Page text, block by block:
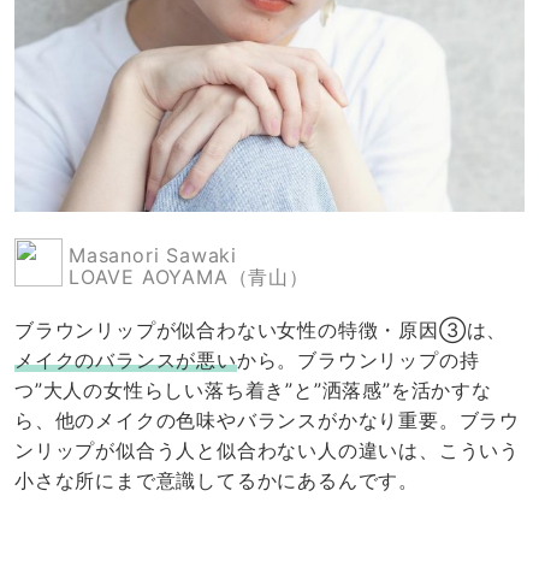
Masanori Sawaki
LOAVE AOYAMA（青山）
ブラウンリップが似合わない女性の特徴・原因③は、
メイクのバランスが悪いから。ブラウンリップの持
つ”大人の女性らしい落ち着き”と”洒落感”を活かすな
ら、他のメイクの色味やバランスがかなり重要。ブラウ
ンリップが似合う人と似合わない人の違いは、こういう
小さな所にまで意識してるかにあるんです。